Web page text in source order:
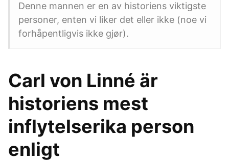
Denne mannen er en av historiens viktigste
personer, enten vi liker det eller ikke (noe vi
forhåpentligvis ikke gjør).
Carl von Linné är
historiens mest
inflytelserika person
enligt